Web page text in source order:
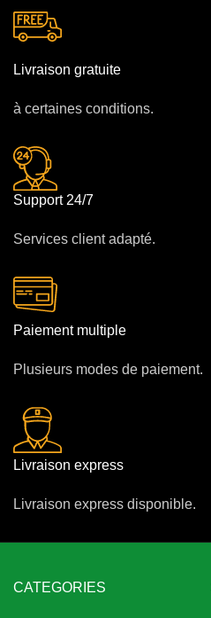
Livraison gratuite
à certaines conditions.
Support 24/7
Services client adapté.
Paiement multiple
Plusieurs modes de paiement.
Livraison express
Livraison express disponible.
CATEGORIES